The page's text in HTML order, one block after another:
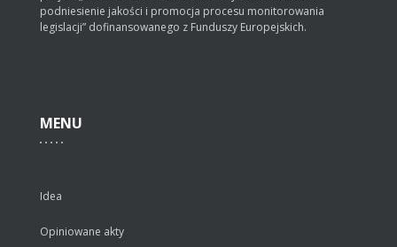
podniesienie jakości i promocja procesu monitorowania
legislacji” dofinansowanego z Funduszy Europejskich.
MENU
Idea
Opiniowane akty